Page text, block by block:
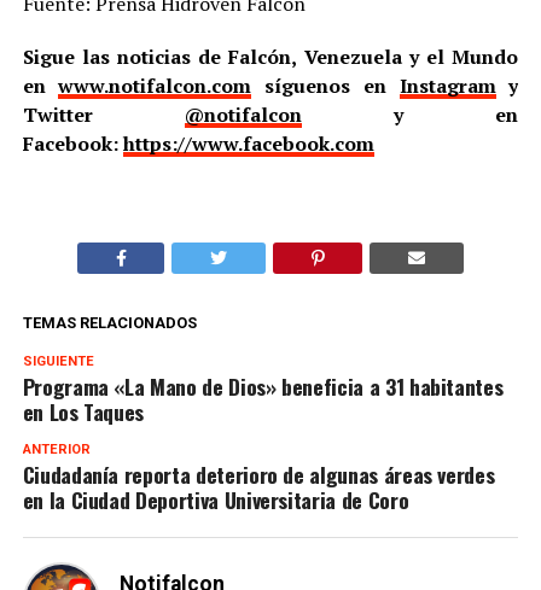
Sigue las noticias de Falcón, Venezuela y el Mundo
enwww.notifalcon.com síguenos en Instagramy
Twitter @notifalcony en
Facebook:https://www.facebook.com
TEMAS RELACIONADOS
SIGUIENTE
Programa «La Mano de Dios» beneficia a 31 habitantes
en Los Taques
ANTERIOR
Ciudadanía reporta deterioro de algunas áreas verdes
en la Ciudad Deportiva Universitaria de Coro
Notifalcon